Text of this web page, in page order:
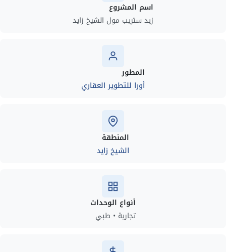
اسم المشروع
زيد ستريب مول الشيخ زايد
المطور
أورا للتطوير العقاري
المنطقة
الشيخ زايد
أنواع الوحدات
تجارية • طبي